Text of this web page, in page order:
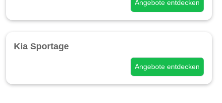
Angebote entdecken
Kia Sportage
Angebote entdecken